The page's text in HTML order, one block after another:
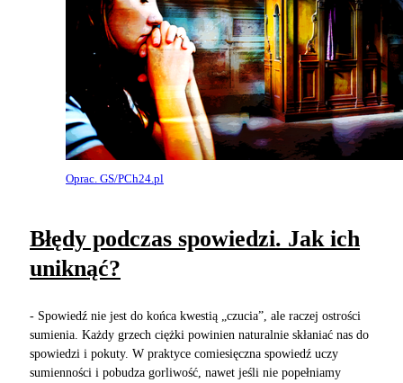
Oprac. GS/PCh24.pl
Błędy podczas spowiedzi. Jak ich
uniknąć?
- Spowiedź nie jest do końca kwestią „czucia”, ale raczej ostrości
sumienia. Każdy grzech ciężki powinien naturalnie skłaniać nas do
spowiedzi i pokuty. W praktyce comiesięczna spowiedź uczy
sumienności i pobudza gorliwość, nawet jeśli nie popełniamy